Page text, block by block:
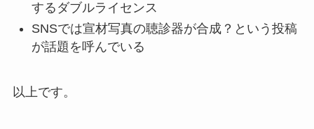
するダブルライセンス
SNSでは宣材写真の聴診器が合成？という投稿
が話題を呼んでいる
以上です。